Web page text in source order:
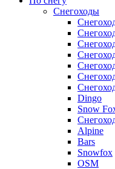
Снегоходы
Dingo
Snow
Alpine
Bars
Snowfox
OSM